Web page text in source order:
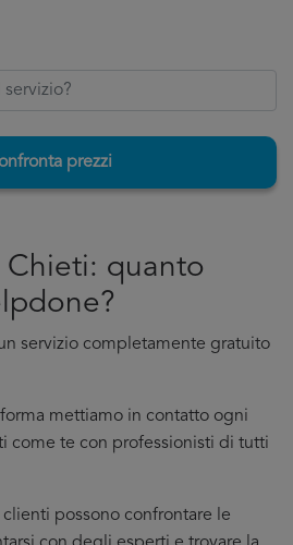
prezzi
Chieti: quanto
servizio completamente gratuito
mettiamo in contatto ogni
come te con professionisti di tutti
possono confrontare le